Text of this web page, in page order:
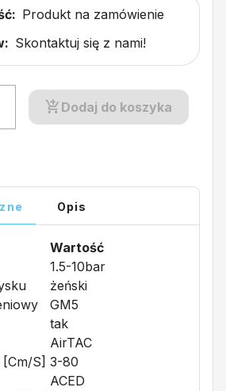
Produkt na zamówienie
Skontaktuj się z nami!
Dodaj do koszyka
Opis
Wartość
1.5-10bar
żeński
GM5
tak
AirTAC
[cm/s] 3-80
ACED